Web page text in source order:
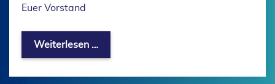
Euer Vorstand
Weiterlesen …